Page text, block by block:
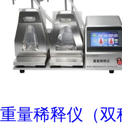
重量稀释仪（双